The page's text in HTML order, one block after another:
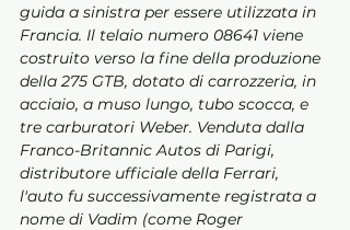
guida a sinistra per essere utilizzata in
Francia. Il telaio numero 08641 viene
costruito verso la fine della produzione
della 275 GTB, dotato di carrozzeria, in
acciaio, a muso lungo, tubo scocca, e
tre carburatori Weber. Venduta dalla
Franco-Britannic Autos di Parigi,
distributore ufficiale della Ferrari,
l'auto fu successivamente registrata a
nome di Vadim (come Roger